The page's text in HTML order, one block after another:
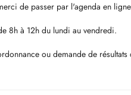
de passer par l'agenda en
8h à 12h du lundi au vendredi.
ou demande de